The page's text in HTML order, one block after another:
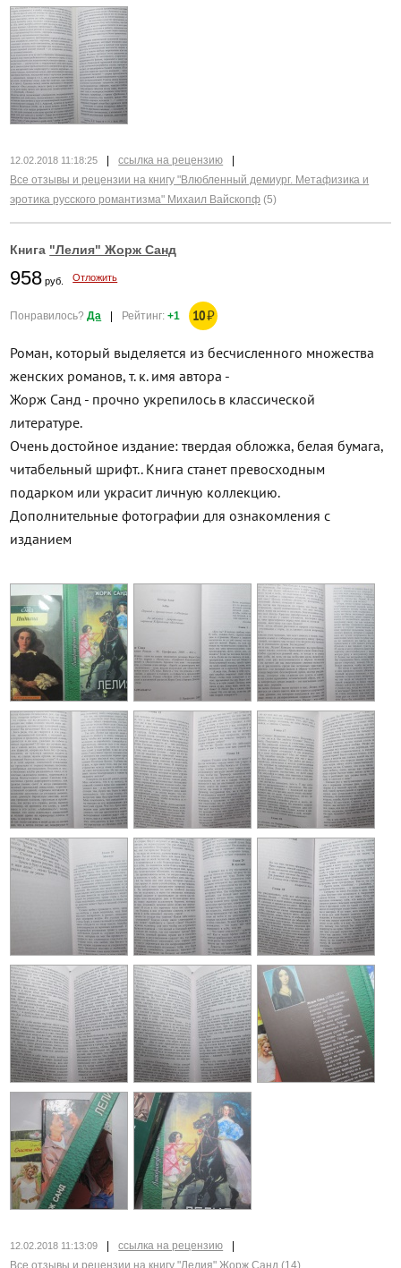
12.02.2018 11:18:25 ссылка на рецензию
Все отзывы и рецензии на книгу "Влюбленный демиург. Метафизика и
эротика русского романтизма" Михаил Вайскопф (5)
Книга "Лелия" Жорж Санд
958 руб. Отложить
Понравилось?Да | Рейтинг:+1 10₽
Роман, который выделяется из бесчисленного множества
женских романов, т. к. имя автора -
Жорж Санд - прочно укрепилось в классической
литературе.
Очень достойное издание: твердая обложка, белая бумага,
читабельный шрифт.. Книга станет превосходным
подарком или украсит личную коллекцию.
Дополнительные фотографии для ознакомления с
изданием
12.02.2018 11:13:09 ссылка на рецензию
Все отзывы и рецензии на книгу "Лелия" Жорж Санд (14)